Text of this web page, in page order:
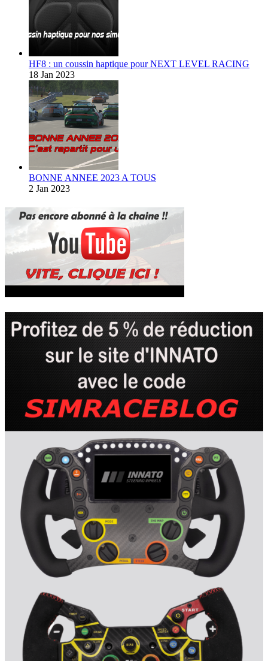
HF8 : un coussin haptique pour NEXT LEVEL RACING
18 Jan 2023
BONNE ANNEE 2023 A TOUS
2 Jan 2023